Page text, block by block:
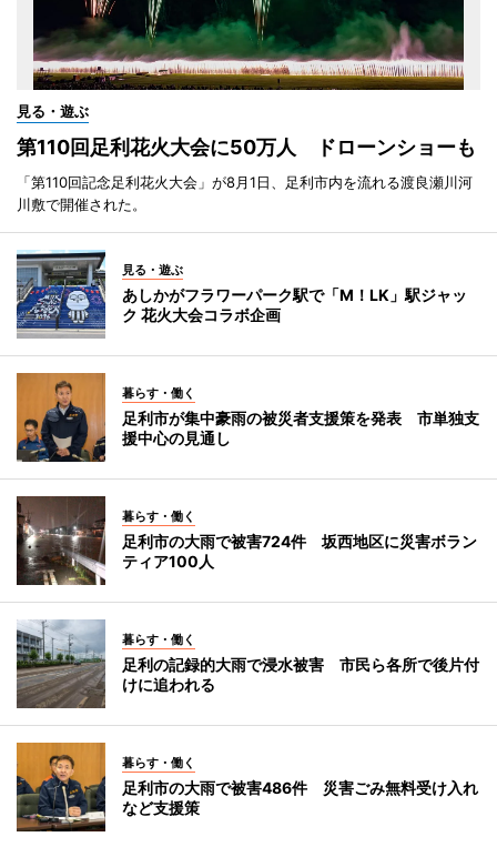
見る・遊ぶ
第110回足利花火大会に50万人 ドローンショーも
「第110回記念足利花火大会」が8月1日、足利市内を流れる渡良瀬川河
川敷で開催された。
見る・遊ぶ
あしかがフラワーパーク駅で「M！LK」駅ジャッ
ク 花火大会コラボ企画
暮らす・働く
足利市が集中豪雨の被災者支援策を発表 市単独支
援中心の見通し
暮らす・働く
足利市の大雨で被害724件 坂西地区に災害ボラン
ティア100人
暮らす・働く
足利の記録的大雨で浸水被害 市民ら各所で後片付
けに追われる
暮らす・働く
足利市の大雨で被害486件 災害ごみ無料受け入れ
など支援策